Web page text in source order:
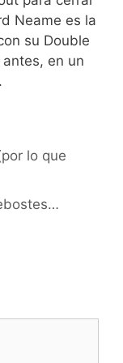
Neame es la
su Double
en un
lo que